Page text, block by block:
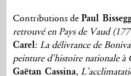
Contributions dePaul
retrouvé en Pays de Vaud
Carel:La délivrance de
peinture d’histoire nationale à
Gaëtan Cassina,